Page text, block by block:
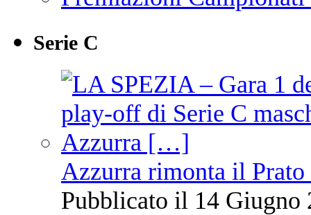
Serie C
Azzurra rimonta il Prato
Pubblicato il 14 Giugno